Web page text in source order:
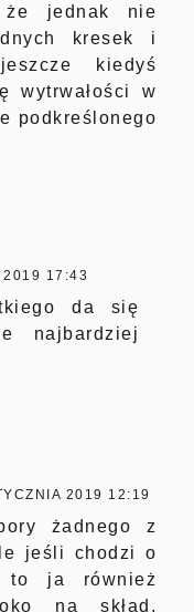
że jednak nie
kresek i
kiedyś
wytrwałości w
podkreślonego
2019 17:43
da się
najbardziej
2019 12:19
żadnego z
jeśli chodzi o
to ja również
na skład,